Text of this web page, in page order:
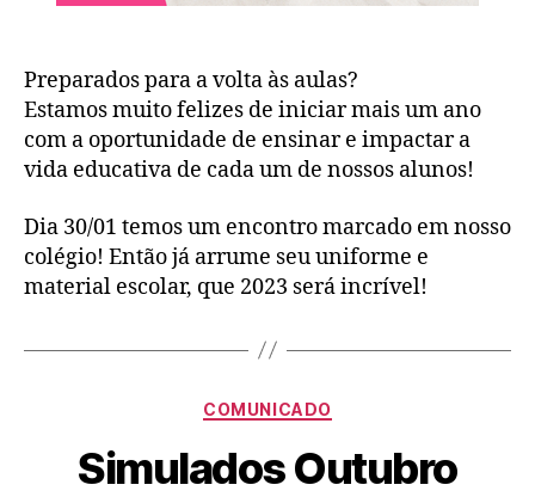
Preparados para a volta às aulas?
Estamos muito felizes de iniciar mais um ano
com a oportunidade de ensinar e impactar a
vida educativa de cada um de nossos alunos!
Dia 30/01 temos um encontro marcado em nosso
colégio! Então já arrume seu uniforme e
material escolar, que 2023 será incrível!
COMUNICADO
Simulados Outubro